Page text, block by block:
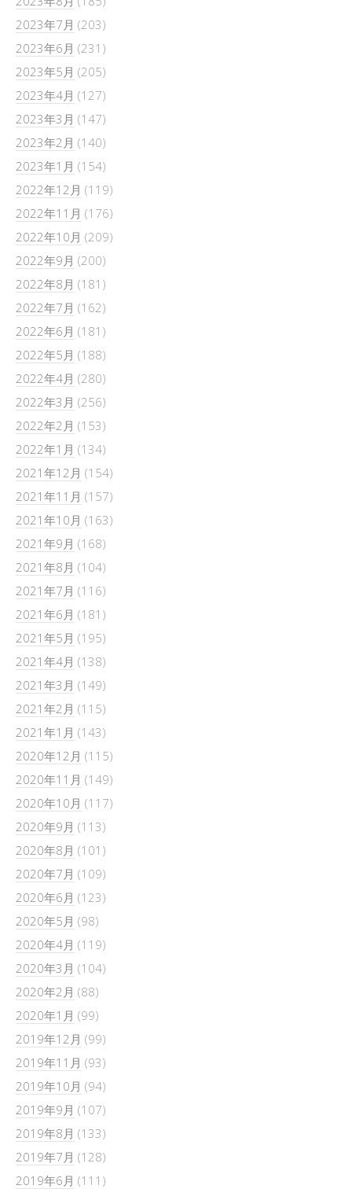
2023年7月 (203)
2023年6月 (231)
2023年5月 (205)
2023年4月 (127)
2023年3月 (147)
2023年2月 (140)
2023年1月 (154)
2022年12月 (119)
2022年11月 (176)
2022年10月 (209)
2022年9月 (200)
2022年8月 (181)
2022年7月 (162)
2022年6月 (181)
2022年5月 (188)
2022年4月 (280)
2022年3月 (256)
2022年2月 (153)
2022年1月 (134)
2021年12月 (154)
2021年11月 (157)
2021年10月 (163)
2021年9月 (168)
2021年8月 (104)
2021年7月 (116)
2021年6月 (181)
2021年5月 (195)
2021年4月 (138)
2021年3月 (149)
2021年2月 (115)
2021年1月 (143)
2020年12月 (115)
2020年11月 (149)
2020年10月 (117)
2020年9月 (113)
2020年8月 (101)
2020年7月 (109)
2020年6月 (123)
2020年5月 (98)
2020年4月 (119)
2020年3月 (104)
2020年2月 (88)
2020年1月 (99)
2019年12月 (99)
2019年11月 (93)
2019年10月 (94)
2019年9月 (107)
2019年8月 (133)
2019年7月 (128)
2019年6月 (111)